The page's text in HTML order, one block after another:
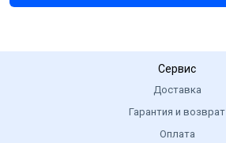
Сервис
Доставка
Гарантия и возврат
Оплата